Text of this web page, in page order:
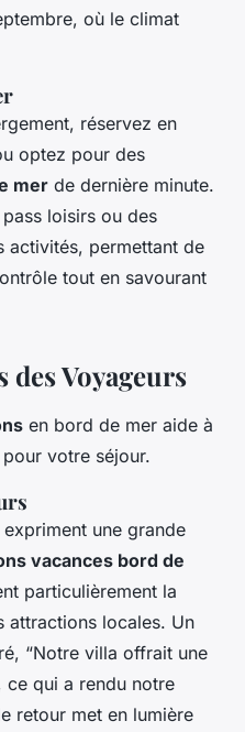
où le climat
réservez en
optez pour des
mer de dernière minute.
loisirs ou des
activités, permettant de
tout en savourant
des Voyageurs
en bord de mer aide à
votre séjour.
une grande
vacances bord de
particulièrement la
attractions locales. Un
“Notre villa offrait une
ce qui a rendu notre
retour met en lumière